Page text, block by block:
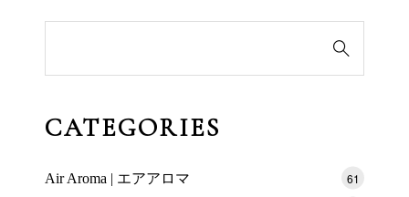

CATEGORIES
Air Aroma | エアアロマ 61